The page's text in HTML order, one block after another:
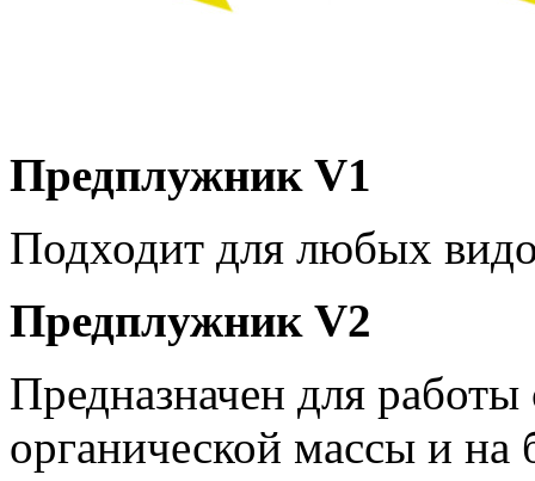
Предплужник V1
Подходит для любых
Предплужник V2
Предназначен для
органической массы и на